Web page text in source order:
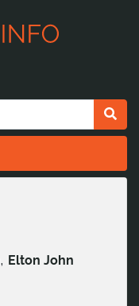
, Elton John